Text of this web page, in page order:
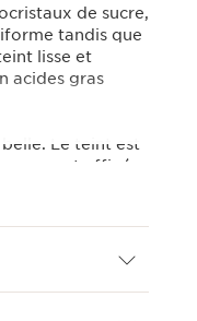
de sucre,
tandis que
lisse et
acides gras
Le teint est
peau est affiné.